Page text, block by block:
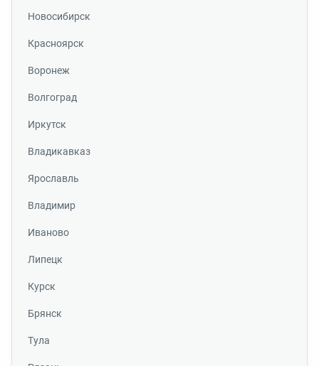
Новосибирск
Красноярск
Воронеж
Волгоград
Иркутск
Владикавказ
Ярославль
Владимир
Иваново
Липецк
Курск
Брянск
Тула